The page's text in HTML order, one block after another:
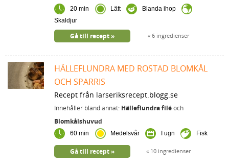
20 min Lätt
Blanda ihop
Skaldjur
6 ingredienser
Gå till recept
HÄLLEFLUNDRA MED ROSTAD BLOMKÅL
OCH SPARRIS
Recept från larseriksrecept.blogg.se
Innehåller bland annat: Hälleflundra filéoch
Blomkålshuvud
60 min Medelsvår I ugn Fisk
10 ingredienser
Gå till recept